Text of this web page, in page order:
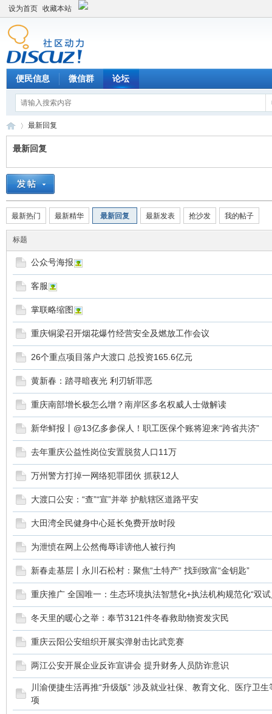
设为首页 收藏本站
便民信息 微信群 论坛
Di
sc
›
最新回复
最新回复
最新热门 最新精华 最新回复 最新发表 抢沙发 我的帖子
标题
公众号海报
客服
掌联略缩图
重庆铜梁召开烟花爆竹经营安全及燃放工作会议
26个重点项目落户大渡口 总投资165.6亿元
黄新春：踏寻暗夜光 利刃斩罪恶
重庆南部增长极怎么增？南岸区多名权威人士做解读
新华鲜报丨@13亿多参保人！职工医保个账将迎来“跨省共济”
去年重庆公益性岗位安置脱贫人口11万
万州警方打掉一网络犯罪团伙 抓获12人
大渡口公安：“查”“宣”并举 护航辖区道路平安
大田湾全民健身中心延长免费开放时段
为泄愤在网上公然侮辱诽谤他人被行拘
新春走基层丨永川石松村：聚焦“土特产” 找到致富“金钥匙”
重庆推广 全国唯一：生态环境执法智慧化+执法机构规范化“双试
冬天里的暖心之举：奉节3121件冬春救助物资发灾民
重庆云阳公安组织开展实弹射击比武竞赛
两江公安开展企业反诈宣讲会 提升财务人员防诈意识
川渝便捷生活再推“升级版” 涉及就业社保、教育文化、医疗卫
项